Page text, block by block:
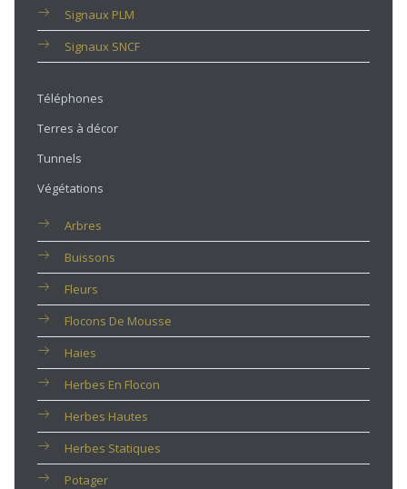
Signaux PLM
Signaux SNCF
Téléphones
Terres à décor
Tunnels
Végétations
Arbres
Buissons
Fleurs
Flocons De Mousse
Haies
Herbes En Flocon
Herbes Hautes
Herbes Statiques
Potager